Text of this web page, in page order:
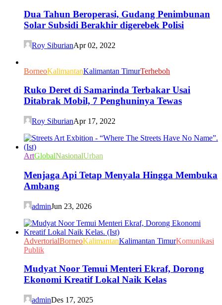
Dua Tahun Beroperasi, Gudang Penimbunan
Solar Subsidi Berakhir digerebek Polisi
Roy SiburianApr 02, 2022
BorneoKalimantanKalimantan TimurTerheboh
Ruko Deret di Samarinda Terbakar Usai
Ditabrak Mobil, 7 Penghuninya Tewas
Roy SiburianApr 17, 2022
ArtGlobalNasionalUrban
Menjaga Api Tetap Menyala Hingga Membuka
Ambang
adminJun 23, 2026
AdvertorialBorneoKalimantanKalimantan TimurKomunikasi
Publik
Mudyat Noor Temui Menteri Ekraf, Dorong
Ekonomi Kreatif Lokal Naik Kelas
adminDes 17, 2025